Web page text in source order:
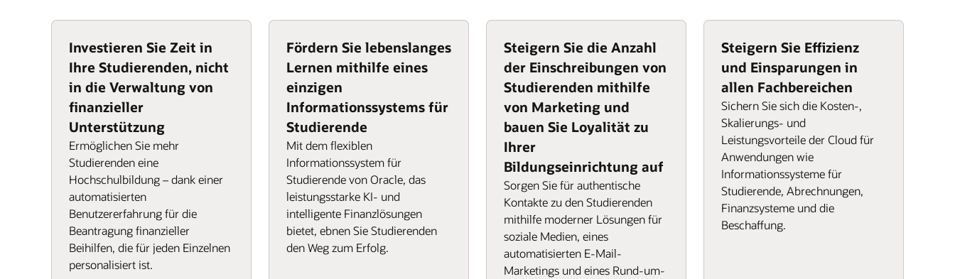
Investieren Sie Zeit in
Ihre Studierenden, nicht
in die Verwaltung von
finanzieller
Unterstützung
Ermöglichen Sie mehr
Studierenden eine
Hochschulbildung – dank einer
automatisierten
Benutzererfahrung für die
Beantragung finanzieller
Beihilfen, die für jeden Einzelnen
personalisiert ist.
Fördern Sie lebenslanges
Lernen mithilfe eines
einzigen
Informationssystems für
Studierende
Mit dem flexiblen
Informationssystem für
Studierende von Oracle, das
leistungsstarke KI- und
intelligente Finanzlösungen
bietet, ebnen Sie Studierenden
den Weg zum Erfolg.
Steigern Sie die Anzahl
der Einschreibungen von
Studierenden mithilfe
von Marketing und
bauen Sie Loyalität zu
Ihrer
Bildungseinrichtung auf
Sorgen Sie für authentische
Kontakte zu den Studierenden
mithilfe moderner Lösungen für
soziale Medien, eines
automatisierten E-Mail-
Marketings und eines Rund-um-
Steigern Sie Effizienz
und Einsparungen in
allen Fachbereichen
Sichern Sie sich die Kosten-,
Skalierungs- und
Leistungsvorteile der Cloud für
Anwendungen wie
Informationssysteme für
Studierende, Abrechnungen,
Finanzsysteme und die
Beschaffung.